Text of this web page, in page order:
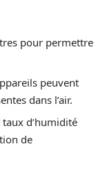
pour permettre
peuvent
dans l’air.
d’humidité
de